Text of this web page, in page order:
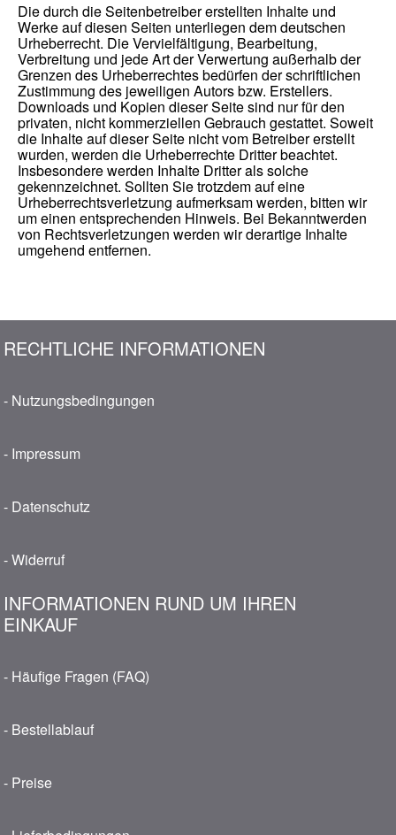
Die durch die Seitenbetreiber erstellten Inhalte und
Werke auf diesen Seiten unterliegen dem deutschen
Urheberrecht. Die Vervielfältigung, Bearbeitung,
Verbreitung und jede Art der Verwertung außerhalb der
Grenzen des Urheberrechtes bedürfen der schriftlichen
Zustimmung des jeweiligen Autors bzw. Erstellers.
Downloads und Kopien dieser Seite sind nur für den
privaten, nicht kommerziellen Gebrauch gestattet. Soweit
die Inhalte auf dieser Seite nicht vom Betreiber erstellt
wurden, werden die Urheberrechte Dritter beachtet.
Insbesondere werden Inhalte Dritter als solche
gekennzeichnet. Sollten Sie trotzdem auf eine
Urheberrechtsverletzung aufmerksam werden, bitten wir
um einen entsprechenden Hinweis. Bei Bekanntwerden
von Rechtsverletzungen werden wir derartige Inhalte
umgehend entfernen.
RECHTLICHE INFORMATIONEN
- Nutzungsbedingungen
- Impressum
- Datenschutz
- Widerruf
INFORMATIONEN RUND UM IHREN
EINKAUF
- Häufige Fragen (FAQ)
- Bestellablauf
- Preise